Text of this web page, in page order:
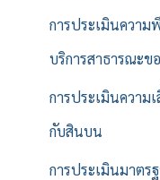
การประเมินความ
บริการสาธารณะข
การประเมินความ
กับสินบน
การประเมินมาตร